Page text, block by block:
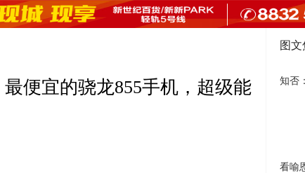
便宜的骁龙855手机，超级能
图文
知否
看喻